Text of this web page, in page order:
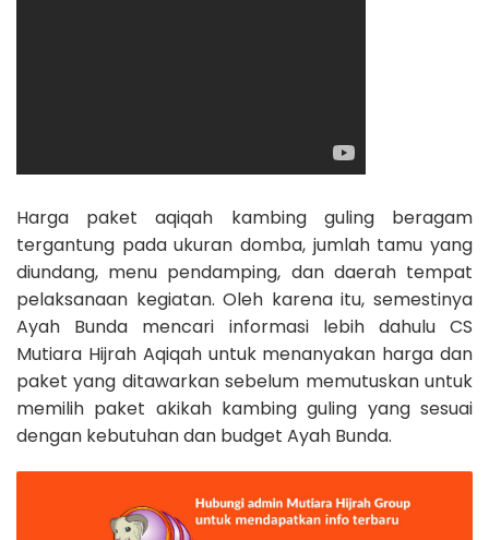
Harga paket aqiqah kambing guling beragam
tergantung pada ukuran domba, jumlah tamu yang
diundang, menu pendamping, dan daerah tempat
pelaksanaan kegiatan. Oleh karena itu, semestinya
Ayah Bunda mencari informasi lebih dahulu CS
Mutiara Hijrah Aqiqah untuk menanyakan harga dan
paket yang ditawarkan sebelum memutuskan untuk
memilih paket akikah kambing guling yang sesuai
dengan kebutuhan dan budget Ayah Bunda.